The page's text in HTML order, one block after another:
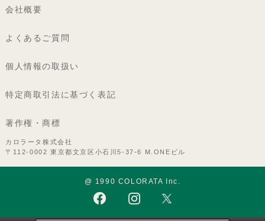
会社概要
よくあるご質問
個人情報の取扱い
特定商取引法に基づく表記
著作権・商標
カロラータ株式会社
〒112-0002 東京都文京区小石川5-37-6 M.ONEビル
@ 1990 COLORATA Inc.